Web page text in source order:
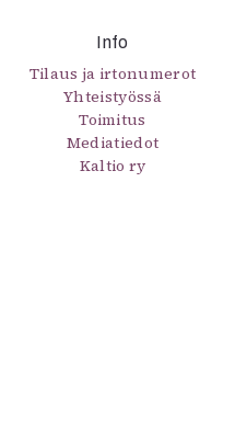
Info
Tilaus ja irtonumerot
Yhteistyössä
Toimitus
Mediatiedot
Kaltio ry